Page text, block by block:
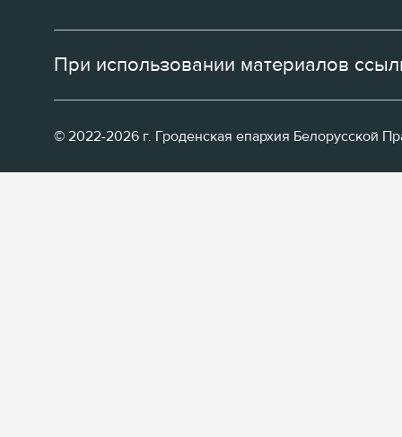
При использовании материалов
© 2022-2026 г. Гроденская епархия Белорусской